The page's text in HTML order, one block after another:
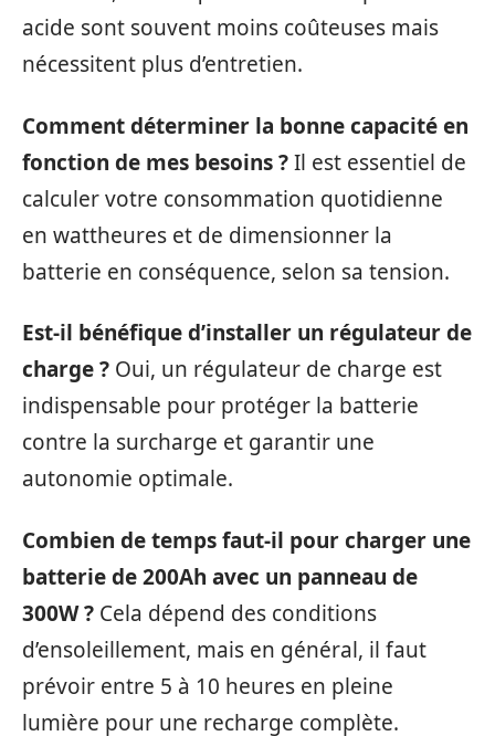
acide sont souvent moins coûteuses mais
nécessitent plus d’entretien.
Comment déterminer la bonne capacité en
fonction de mes besoins ?Il est essentiel de
calculer votre consommation quotidienne
en wattheures et de dimensionner la
batterie en conséquence, selon sa tension.
Est-il bénéfique d’installer un régulateur de
charge ? Oui, un régulateur de charge est
indispensable pour protéger la batterie
contre la surcharge et garantir une
autonomie optimale.
Combien de temps faut-il pour charger une
batterie de 200Ah avec un panneau de
300W ? Cela dépend des conditions
d’ensoleillement, mais en général, il faut
prévoir entre 5 à 10 heures en pleine
lumière pour une recharge complète.